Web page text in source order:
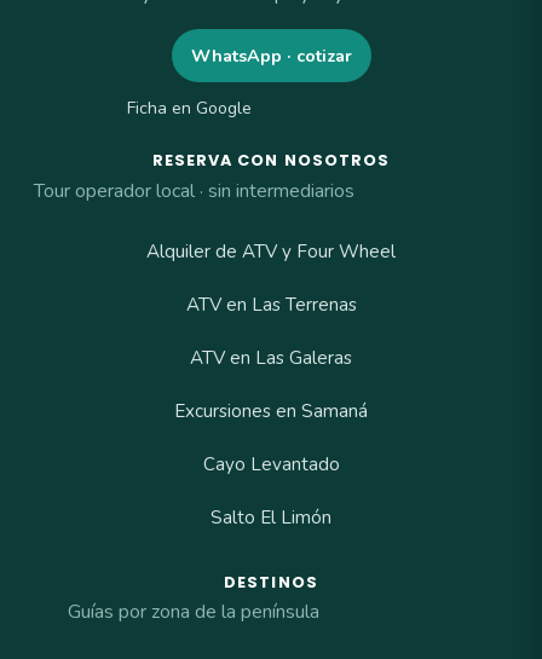
WhatsApp · cotizar
Ficha en Google
RESERVA CON NOSOTROS
Tour operador local · sin intermediarios
Alquiler de ATV y Four Wheel
ATV en Las Terrenas
ATV en Las Galeras
Excursiones en Samaná
Cayo Levantado
Salto El Limón
DESTINOS
Guías por zona de la península